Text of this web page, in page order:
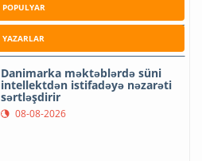
POPULYAR
YAZARLAR
Danimarka məktəblərdə süni
intellektdən istifadəyə nəzarəti
sərtləşdirir
08-08-2026